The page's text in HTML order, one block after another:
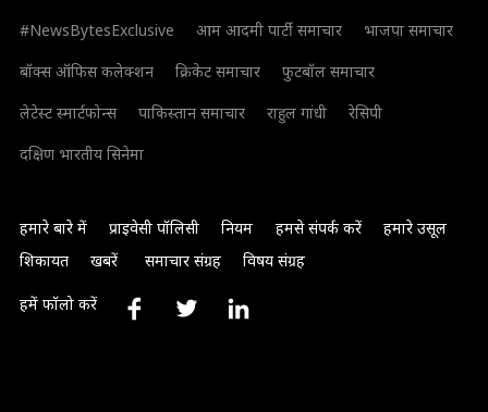
#NewsBytesExclusive
आम आदमी पार्टी समाचार
भाजपा समाचार
बॉक्स ऑफिस कलेक्शन
क्रिकेट समाचार
फुटबॉल समाचार
लेटेस्ट स्मार्टफोन्स
पाकिस्तान समाचार राहुल गांधी
रेसिपी
दक्षिण भारतीय सिनेमा
हमारे बारे में प्राइवेसी पॉलिसी नियम हमसे संपर्क करें
हमारे उसूल
शिकायत
खबरें समाचार संग्रह विषय संग्रह
हमें फॉलो करें